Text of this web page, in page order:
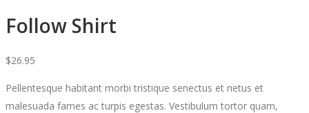
Follow Shirt
$26.95
Pellentesque habitant morbi tristique senectus et netus et
malesuada fames ac turpis egestas. Vestibulum tortor quam,